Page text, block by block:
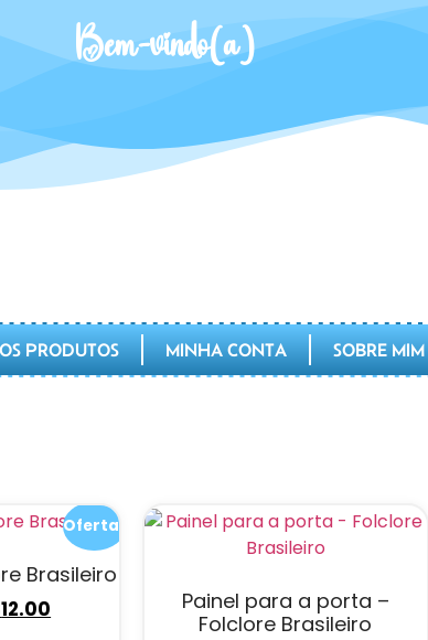
Bem-vindo(a)
PRODUTOS MINHA CONTA SOBRE MIM
Oferta!
Brasileiro
12.00
Painel para a porta –
Folclore Brasileiro